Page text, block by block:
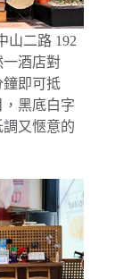
山二路 192
一酒店對
鐘即可抵
黑底白字
又愜意的